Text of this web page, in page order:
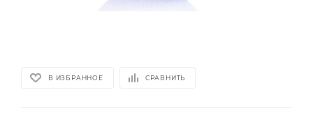
В ИЗБРАННОЕ СРАВНИТЬ